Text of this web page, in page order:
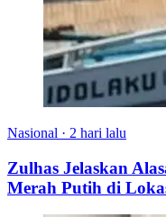
Nasional · 2 hari lalu
Zulhas Jelaskan
Merah Putih di